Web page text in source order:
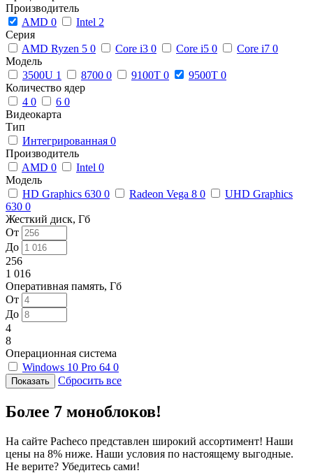
Производитель
AMD 0 Intel 2
Серия
AMD Ryzen 5 0 Core i3 0 Core i5 0 Core i7 0
Модель
3500U 1 8700 0 9100T 0 9500T 0
Количество ядер
4 0 6 0
Видеокарта
Тип
Интегрированная 0
Производитель
AMD 0 Intel 0
Модель
HD Graphics 630 0 Radeon Vega 8 0
UHD Graphics
630 0
Жесткий диск, Гб
От
До
256
1 016
Оперативная память, Гб
От
До
4
8
Операционная система
Windows 10 Pro 64 0
Сбросить все
Более 7 моноблоков!
На сайте Pacheco представлен широкий ассортимент! Наши
цены на 8% ниже. Наши условия по настоящему выгодные.
Не верите? Убедитесь сами!